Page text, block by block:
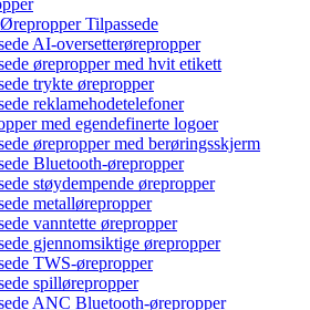
Tilpassede
AI-oversetterørepropper
ørepropper med hvit etikett
trykte ørepropper
reklamehodetelefoner
med egendefinerte logoer
ørepropper med berøringsskjerm
Bluetooth-ørepropper
støydempende ørepropper
metallørepropper
vanntette ørepropper
gjennomsiktige ørepropper
TWS-ørepropper
spillørepropper
ANC Bluetooth-ørepropper